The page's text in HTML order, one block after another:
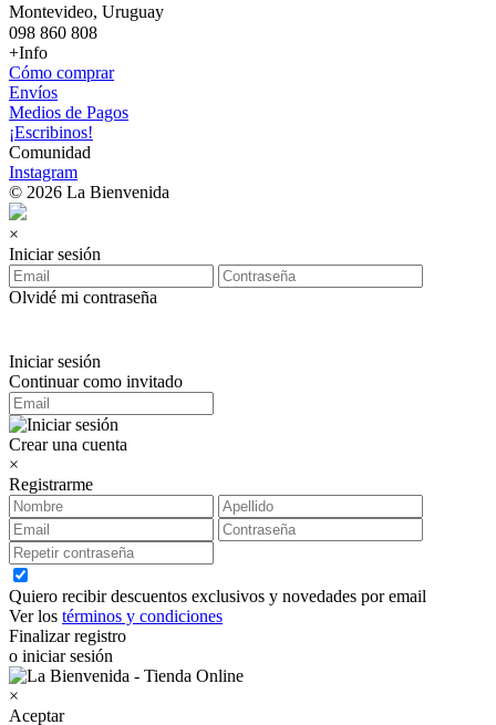
Montevideo, Uruguay
098 860 808
+Info
Cómo comprar
Envíos
Medios de Pagos
¡Escribinos!
Comunidad
Instagram
© 2026 La Bienvenida
×
Iniciar sesión
Olvidé mi contraseña
Iniciar sesión
Continuar como invitado
Crear una cuenta
×
Registrarme
Quiero recibir descuentos exclusivos y novedades por email
Ver los términos y condiciones
Finalizar registro
o iniciar sesión
×
Aceptar